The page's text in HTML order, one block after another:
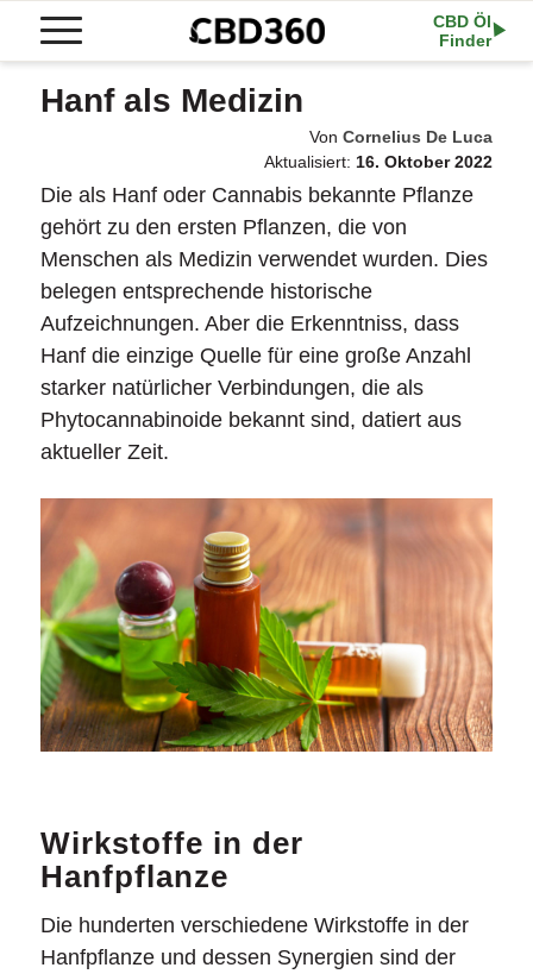
CBD Öl
Finder
Hanf als Medizin
VonCornelius De Luca
Aktualisiert: 16. Oktober 2022
Die als Hanf oder Cannabis bekannte Pflanze
gehört zu den ersten Pflanzen, die von
Menschen als Medizin verwendet wurden. Dies
belegen entsprechende historische
Aufzeichnungen. Aber die Erkenntniss, dass
Hanf die einzige Quelle für eine große Anzahl
starker natürlicher Verbindungen, die als
Phytocannabinoide bekannt sind, datiert aus
aktueller Zeit.
Wirkstoffe in der
Hanfpflanze
Die hunderten verschiedene Wirkstoffe in der
Hanfpflanze und dessen Synergien sind der